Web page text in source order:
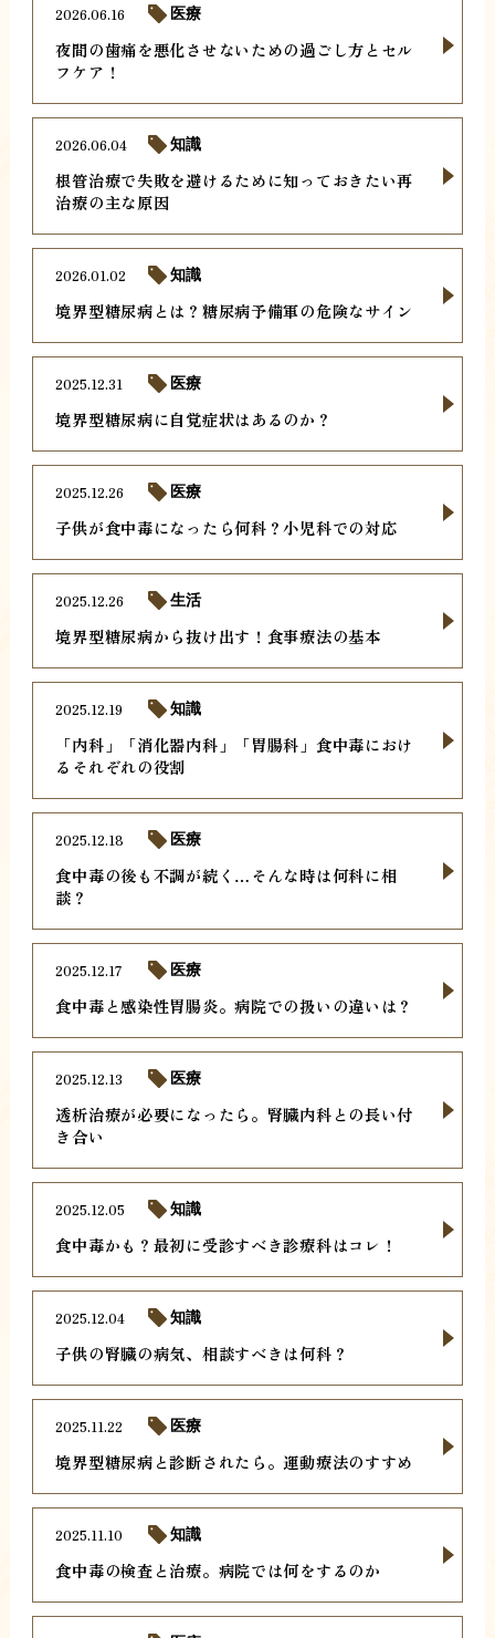
夜間の歯痛を悪化させないための過ごし方とセル
フケア！
2026.06.16 医療
根管治療で失敗を避けるために知っておきたい再
治療の主な原因
2026.06.04 知識
境界型糖尿病とは？糖尿病予備軍の危険なサイン
2026.01.02 知識
境界型糖尿病に自覚症状はあるのか？
2025.12.31 医療
子供が食中毒になったら何科？小児科での対応
2025.12.26 医療
境界型糖尿病から抜け出す！食事療法の基本
2025.12.26 生活
「内科」「消化器内科」「胃腸科」食中毒におけ
るそれぞれの役割
2025.12.19 知識
食中毒の後も不調が続く…そんな時は何科に相
談？
2025.12.18 医療
食中毒と感染性胃腸炎。病院での扱いの違いは？
2025.12.17 医療
透析治療が必要になったら。腎臓内科との長い付
き合い
2025.12.13 医療
食中毒かも？最初に受診すべき診療科はコレ！
2025.12.05 知識
子供の腎臓の病気、相談すべきは何科？
2025.12.04 知識
境界型糖尿病と診断されたら。運動療法のすすめ
2025.11.22 医療
食中毒の検査と治療。病院では何をするのか
2025.11.10 知識